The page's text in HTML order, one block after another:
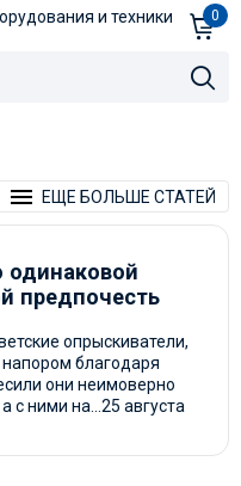
0
ЕЩЕ БОЛЬШЕ СТАТЕЙ
одинаковой
предпочесть
опрыскиватели,
благодаря
они неимоверно
с ними на... 25 августа